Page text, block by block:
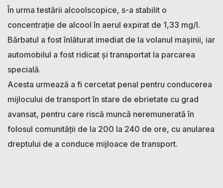
În urma testării alcoolscopice, s-a stabilit o
concentrație de alcool în aerul expirat de 1,33 mg/l.
Bărbatul a fost înlăturat imediat de la volanul mașinii, iar
automobilul a fost ridicat și transportat la parcarea
specială.
Acesta urmează a fi cercetat penal pentru conducerea
mijlocului de transport în stare de ebrietate cu grad
avansat, pentru care riscă muncă neremunerată în
folosul comunității de la 200 la 240 de ore, cu anularea
dreptului de a conduce mijloace de transport.